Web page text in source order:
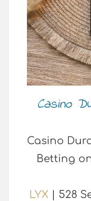
Casino
Casino
Betting
LYX | 528